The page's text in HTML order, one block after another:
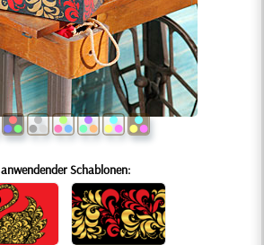
anwendender Schablonen: